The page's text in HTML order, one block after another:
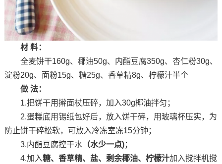
材 料：
全麦饼干160g、椰油50g、内酯豆腐350g、杏仁粉30g、
淀粉20g、面粉15g、糖25g、香草精8g、柠檬汁半个
做 法：
1.把饼干用擀面杖压碎，加入30g椰油拌匀；
2.蛋糕底用锡纸包好后，放入饼干碎，用玻璃杯压实，为
防止饼干碎松软，可放入冷冻室冻15分钟；
3.内酯豆腐控干水 （水少一点)；
4.加入糖、香草精、盐、剩余椰油、柠檬汁加入搅拌机搅